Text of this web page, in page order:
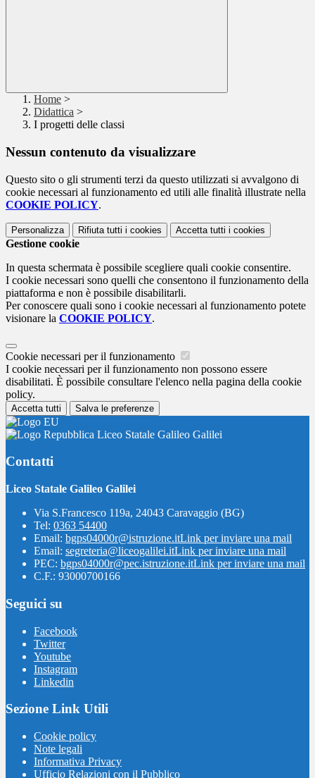
Home >
Didattica >
I progetti delle classi
Nessun contenuto da visualizzare
Questo sito o gli strumenti terzi da questo utilizzati si avvalgono di
cookie necessari al funzionamento ed utili alle finalità illustrate nella
COOKIE POLICY.
Personalizza Rifiuta tutti i cookies Accetta tutti i cookies
Gestione cookie
In questa schermata è possibile scegliere quali cookie consentire.
I cookie necessari sono quelli che consentono il funzionamento della
piattaforma e non è possibile disabilitarli.
Per conoscere quali sono i cookie necessari al funzionamento potete
visionare la COOKIE POLICY.
Cookie necessari per il funzionamento
I cookie necessari per il funzionamento non possono essere
disabilitati. È possibile consultare l'elenco nella pagina della cookie
policy.
Accetta tutti Salva le preferenze
Liceo Statale Galileo Galilei
Contatti
Liceo Statale Galileo Galilei
Via S.Francesco 119a, 24043 Caravaggio (BG)
Tel: 0363 54400
Email: bgps04000r@istruzione.itLink per inviare una mail
Email: segreteria@liceogalilei.itLink per inviare una mail
PEC: bgps04000r@pec.istruzione.itLink per inviare una mail
C.F.: 93000700166
Seguici su
Facebook
Twitter
Youtube
Instagram
Linkedin
Sezione Link Utili
Cookie policy
Note legali
Informativa Privacy
Ufficio Relazioni con il Pubblico